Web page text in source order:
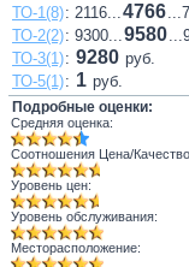
ТО-1(8): 2116...4766
ТО-2(2): 9300...9580
ТО-3(1): 9280 руб.
ТО-5(1): 1 руб.
Подробные оценки:
Средняя оценка:
Соотношения Цена/
Уровень цен:
Уровень обслуживания:
Месторасположение: